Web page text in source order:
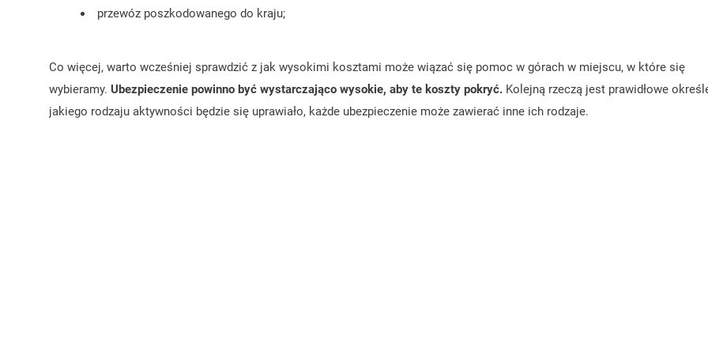
przewóz poszkodowanego do kraju;
Co więcej, warto wcześniej sprawdzić z jak wysokimi kosztami może wiązać się pomoc w górach w miejscu, w które się
wybieramy. Ubezpieczenie powinno być wystarczająco wysokie, aby te koszty pokryć. Kolejną rzeczą jest prawidłowe
jakiego rodzaju aktywności będzie się uprawiało, każde ubezpieczenie może zawierać inne ich rodzaje.